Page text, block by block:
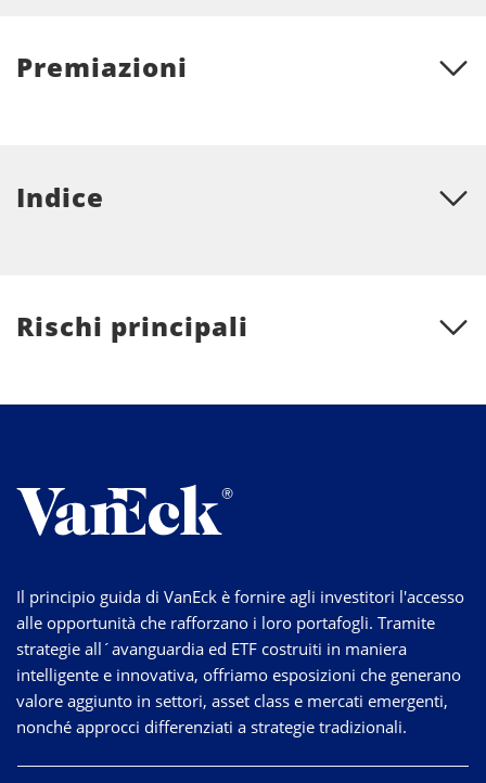
Premiazioni
Indice
Rischi principali
Il principio guida di VanEck è fornire agli investitori l'accesso
alle opportunità che rafforzano i loro portafogli. Tramite
strategie all´avanguardia ed ETF costruiti in maniera
intelligente e innovativa, offriamo esposizioni che generano
valore aggiunto in settori, asset class e mercati emergenti,
nonché approcci differenziati a strategie tradizionali.